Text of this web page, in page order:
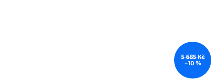
5 685 Kč
–10 %